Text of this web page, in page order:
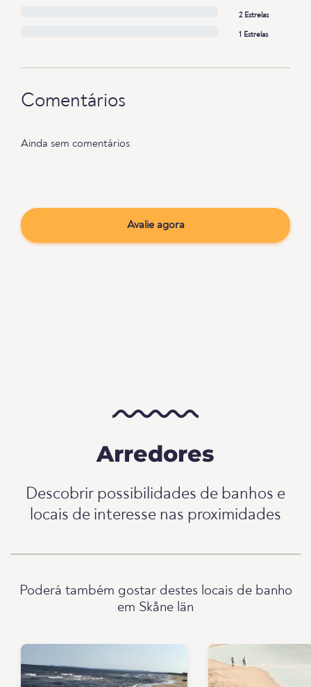
2 Estrelas
1 Estrelas
Comentários
Ainda sem comentários
Avalie agora
Arredores
Descobrir possibilidades de banhos e
locais de interesse nas proximidades
Poderá também gostar destes locais de banho
em Skåne län